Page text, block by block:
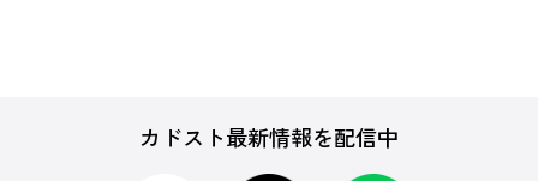
カドスト最新情報を配信中